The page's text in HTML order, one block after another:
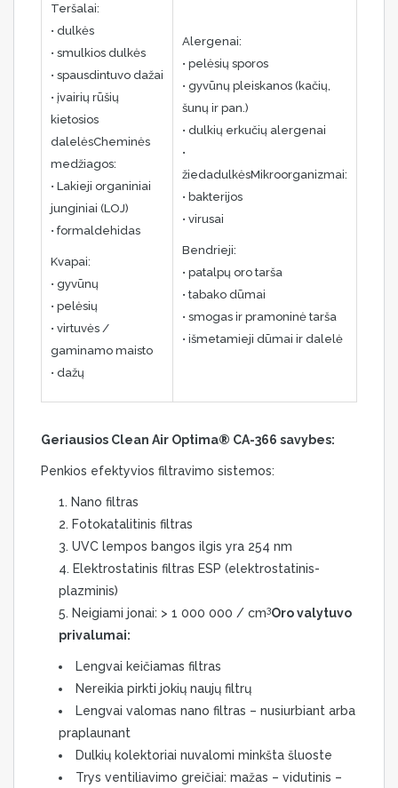
Teršalai:
• dulkės
• smulkios dulkės
• spausdintuvo dažai
• įvairių rūšių
kietosios
dalelėsCheminės
medžiagos:
• Lakieji organiniai
junginiai (LOJ)
• formaldehidas
Kvapai:
• gyvūnų
• pelėsių
• virtuvės /
gaminamo maisto
• dažų
Alergenai:
• pelėsių sporos
• gyvūnų pleiskanos (kačių,
šunų ir pan.)
• dulkių erkučių alergenai
•
žiedadulkėsMikroorganizmai:
• bakterijos
• virusai
Bendrieji:
• patalpų oro tarša
• tabako dūmai
• smogas ir pramoninė tarša
• išmetamieji dūmai ir dalelė
Geriausios Clean Air Optima® CA-366 savybes:
Penkios efektyvios filtravimo sistemos:
Nano filtras
Fotokatalitinis filtras
UVC lempos bangos ilgis yra 254 nm
Elektrostatinis filtras ESP (elektrostatinis-
plazminis)
Neigiami jonai: > 1 000 000 / cm3Oro valytuvo
privalumai:
Lengvai keičiamas filtras
Nereikia pirkti jokių naujų filtrų
Lengvai valomas nano filtras – nusiurbiant arba
praplaunant
Dulkių kolektoriai nuvalomi minkšta šluoste
Trys ventiliavimo greičiai: mažas – vidutinis –